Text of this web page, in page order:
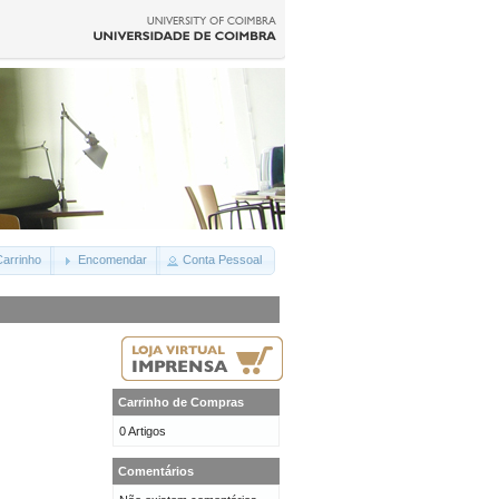
Encomendar Conta Pessoal
Carrinho de Compras
0 Artigos
Comentários